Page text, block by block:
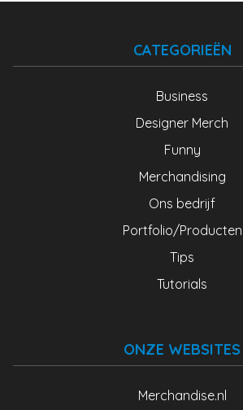
CATEGORIEËN
Business
Designer Merch
Funny
Merchandising
Ons bedrijf
Portfolio/Producten
Tips
Tutorials
ONZE WEBSITES
Merchandise.nl